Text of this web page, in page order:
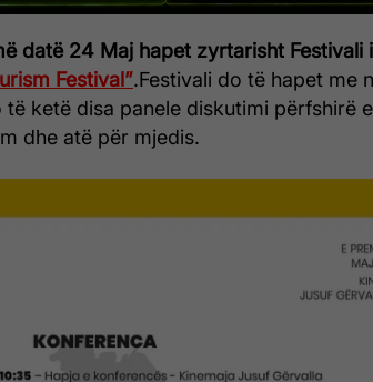
datë 24 Maj hapet zyrtarisht Festivali
Festival”.Festivali do të hapet me
ketë disa panele diskutimi përfshirë
dhe atë për mjedis.